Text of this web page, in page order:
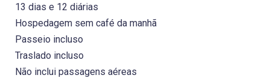
13 dias e 12 diárias
Hospedagem sem café da manhã
Passeio incluso
Traslado incluso
Não inclui passagens aéreas